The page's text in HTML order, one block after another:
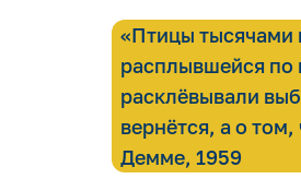
«Птицы тысячами
расплывшейся по
расклёвывали
вернётся, а о
Демме, 1959